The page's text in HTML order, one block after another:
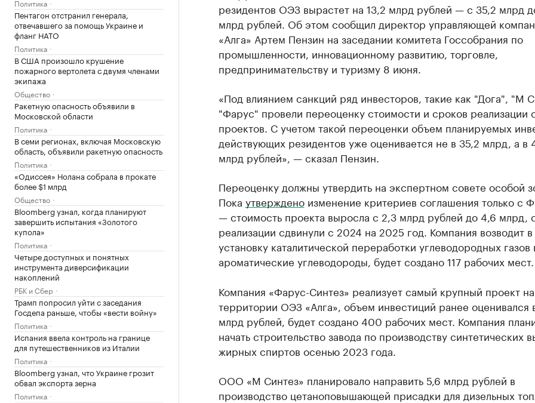
Политика
Пентагон отстранил генерала,
отвечавшего за помощь Украине и
фланг НАТО
Политика
В США произошло крушение
пожарного вертолета с двумя членами
экипажа
Общество
Ракетную опасность объявили в
Московской области
Политика
В семи регионах, включая Московскую
область, объявили ракетную опасность
Политика
«Одиссея» Нолана собрала в прокате
более $1 млрд
Общество
Bloomberg узнал, когда планируют
завершить испытания «Золотого
купола»
Политика
Четыре доступных и понятных
инструмента диверсификации
накоплений
РБК и Сбер
Трамп попросил уйти с заседания
Госдепа раньше, чтобы «вести войну»
Политика
Испания ввела контроль на границе
для путешественников из Италии
Политика
Bloomberg узнал, что Украине грозит
обвал экспорта зерна
Политика
резидентов ОЭЗ вырастет на 13,2 млрд рублей — с 35,2 млрд
млрд рублей. Об этом сообщил директор управляющей
«Алга» Артем Пензин на заседании комитета Госсобрания по
промышленности, инновационному развитию, торговле,
предпринимательству и туризму 8 июня.
«Под влиянием санкций ряд инвесторов, такие как "Дога", "М
"Фарус" провели переоценку стоимости и сроков реализации
проектов. С учетом такой переоценки объем планируемых
действующих резидентов уже оценивается не в 35,2 млрд, а в
млрд рублей», — сказал Пензин.
Переоценку должны утвердить на экспертном совете особой
Пока утвержденоизменение критериев соглашения только с
— стоимость проекта выросла с 2,3 млрд рублей до 4,6 млрд,
реализации сдвинули с 2024 на 2025 год. Компания возводит в
установку каталитической переработки углеводородных газов
ароматические углеводороды, будет создано 117 рабочих мест.
Компания «Фарус-Синтез» реализует самый крупный проект на
территории ОЭЗ «Алга», объем инвестиций ранее оценивался
млрд рублей, будет создано 400 рабочих мест. Компания
начать строительство завода по производству синтетических
жирных спиртов осенью 2023 года.
ООО «М Синтез» планировало направить 5,6 млрд рублей в
производство цетаноповышающей присадки для дизельных